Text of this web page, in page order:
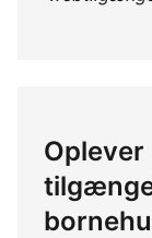
Oplever